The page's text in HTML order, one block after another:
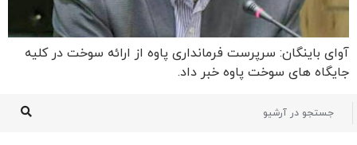
آوای باینگان: سرپرست فرمانداری پاوه از ارائه سوخت در کلیه
جایگاه های سوخت پاوه خبر داد.